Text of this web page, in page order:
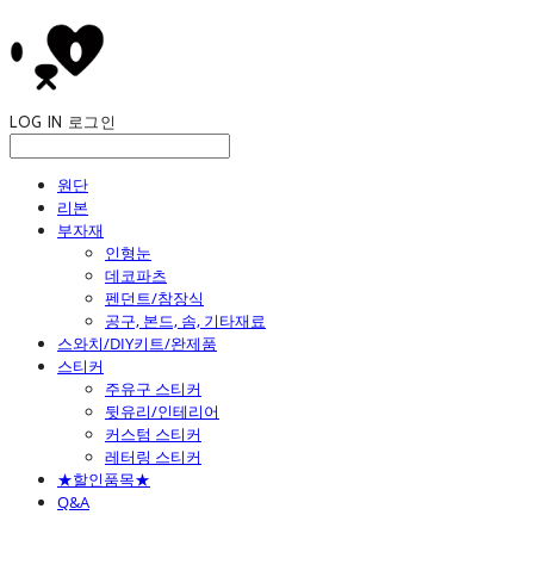
LOG IN 로그인
원단
리본
부자재
인형눈
데코파츠
펜던트/참장식
공구, 본드, 솜, 기타재료
스와치/DIY키트/완제품
스티커
주유구 스티커
뒷유리/인테리어
커스텀 스티커
레터링 스티커
★할인품목★
Q&A